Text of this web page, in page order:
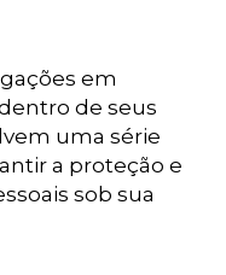
em
de seus
uma série
a proteção e
sob sua